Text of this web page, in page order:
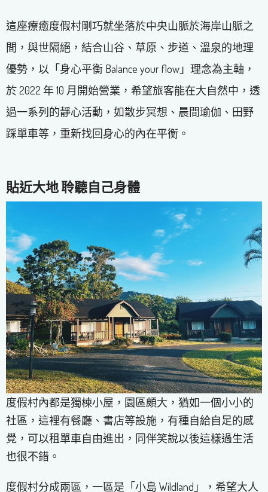
這座療癒度假村剛巧就坐落於中央山脈於海岸山脈之
間，與世隔絕，結合山谷、草原、步道、溫泉的地理
優勢，以「身心平衡 Balance your flow」理念為主軸，
於 2022 年 10 月開始營業，希望旅客能在大自然中，透
過一系列的靜心活動，如散步冥想、晨間瑜伽、田野
踩單車等，重新找回身心的內在平衡。
貼近大地 聆聽自己身體
度假村內都是獨棟小屋，園區頗大，猶如一個小小的
社區，這裡有餐廳、書店等設施，有種自給自足的感
覺，可以租單車自由進出，同伴笑說以後這樣過生活
也很不錯。
度假村分成兩區，一區是「小島 Wildland」，希望大人